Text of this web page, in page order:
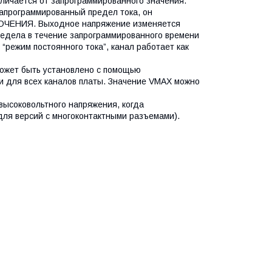
предел тока, он
Выходное напряжение изменяется
в течение запрограммированного времени
постоянного тока”, канал работает как
быть установлено с помощью
всех каналов платы. Значение VMAX можно
напряжения, когда
версий с многоконтактными разъемами).